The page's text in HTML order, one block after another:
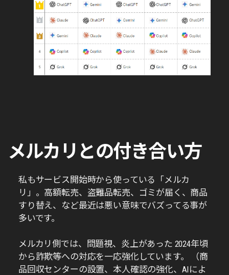
メルカリとの付き合い方
私もサービス開始時から使っている「メルカ
リ」。高額転売、盗難品転売、ゴミが届く、商品
すり替え、など最近は悪い意味でバズってる事が
多いです。
メルカリ側では、問題視、炎上があった 2024年頃
から詐欺等への対応を一応強化しています。 （商
品回収センターの設置、本人確認の強化、AIによ